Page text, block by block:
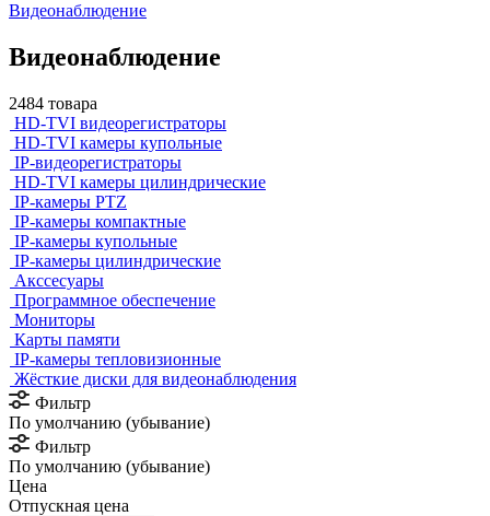
Видеонаблюдение
Видеонаблюдение
2484 товара
HD-TVI видеорегистраторы
HD-TVI камеры купольные
IP-видеорегистраторы
HD-TVI камеры цилиндрические
IP-камеры PTZ
IP-камеры компактные
IP-камеры купольные
IP-камеры цилиндрические
Акссесуары
Программное обеспечение
Мониторы
Карты памяти
IP-камеры тепловизионные
Жёсткие диски для видеонаблюдения
Фильтр
По умолчанию (убывание)
Фильтр
По умолчанию (убывание)
Цена
Отпускная цена